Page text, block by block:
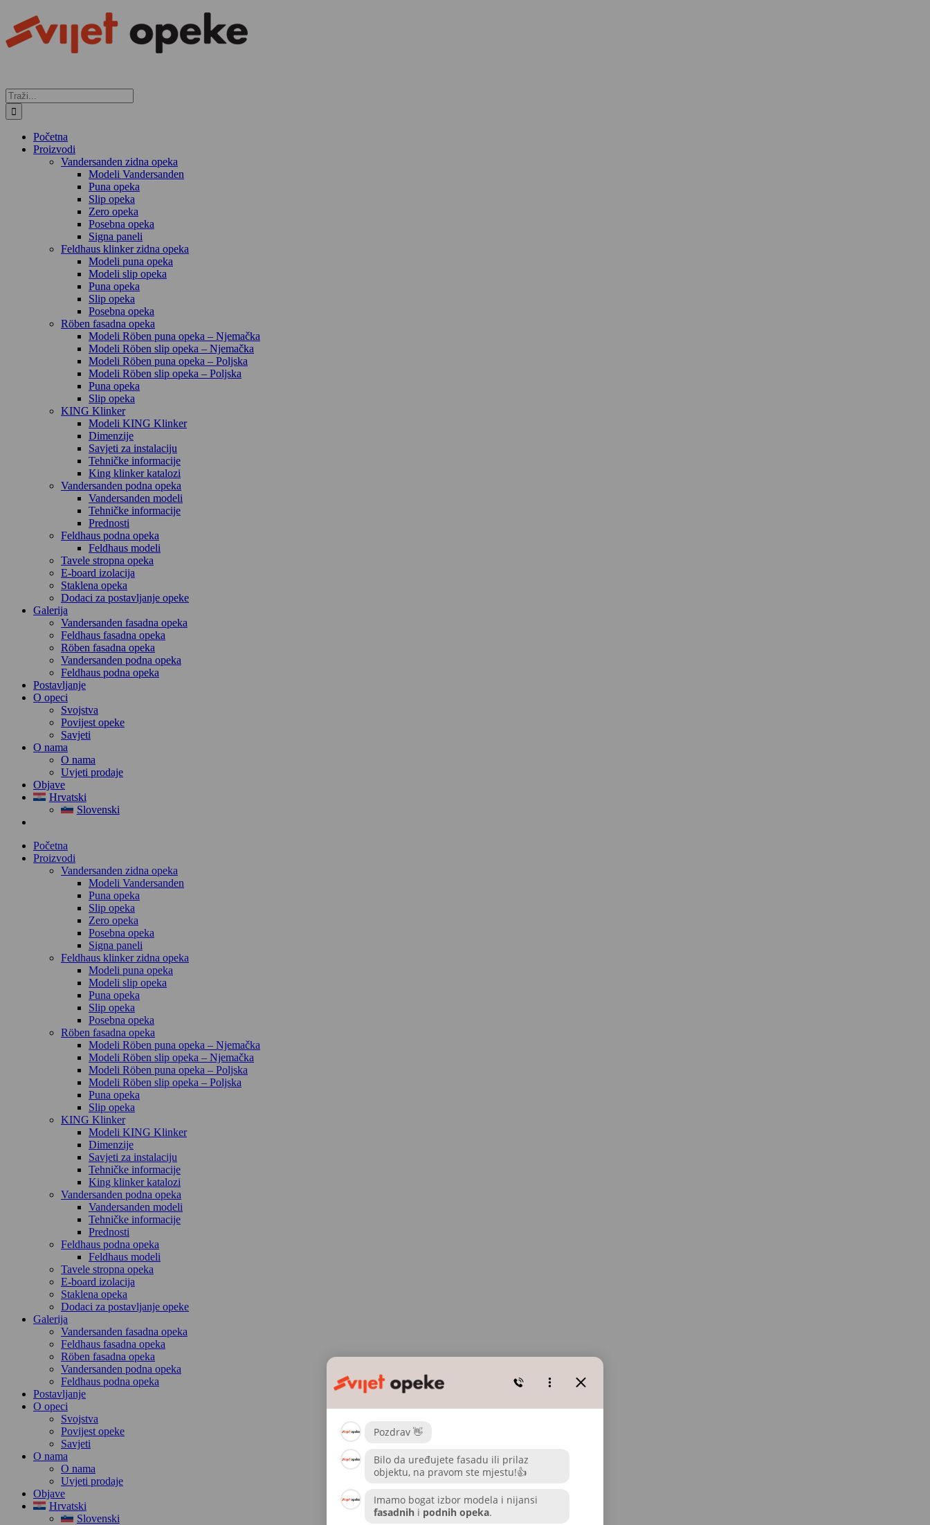
content
Traži...
Početna
Proizvodi
Vandersanden zidna opeka
Modeli Vandersanden
Puna opeka
Slip opeka
Zero opeka
Posebna opeka
Signa paneli
Feldhaus klinker zidna opeka
Modeli puna opeka
Modeli slip opeka
Puna opeka
Slip opeka
Posebna opeka
Röben fasadna opeka
Modeli Röben puna opeka – Njemačka
Modeli Röben slip opeka – Njemačka
Modeli Röben puna opeka – Poljska
Modeli Röben slip opeka – Poljska
Puna opeka
Slip opeka
KING Klinker
Modeli KING Klinker
Dimenzije
Savjeti za instalaciju
Tehničke informacije
King klinker katalozi
Vandersanden podna opeka
Vandersanden modeli
Tehničke informacije
Prednosti
Feldhaus podna opeka
Feldhaus modeli
Tavele stropna opeka
E-board izolacija
Staklena opeka
Dodaci za postavljanje opeke
Galerija
Vandersanden fasadna opeka
Feldhaus fasadna opeka
Röben fasadna opeka
Vandersanden podna opeka
Feldhaus podna opeka
Postavljanje
O opeci
Svojstva
Povijest opeke
Savjeti
O nama
O nama
Uvjeti prodaje
Objave
Hrvatski
Slovenski
Početna
Proizvodi
Vandersanden zidna opeka
Modeli Vandersanden
Puna opeka
Slip opeka
Zero opeka
Posebna opeka
Signa paneli
Feldhaus klinker zidna opeka
Modeli puna opeka
Modeli slip opeka
Puna opeka
Slip opeka
Posebna opeka
Röben fasadna opeka
Modeli Röben puna opeka – Njemačka
Modeli Röben slip opeka – Njemačka
Modeli Röben puna opeka – Poljska
Modeli Röben slip opeka – Poljska
Puna opeka
Slip opeka
KING Klinker
Modeli KING Klinker
Dimenzije
Savjeti za instalaciju
Tehničke informacije
King klinker katalozi
Vandersanden podna opeka
Vandersanden modeli
Tehničke informacije
Prednosti
Feldhaus podna opeka
Feldhaus modeli
Tavele stropna opeka
E-board izolacija
Staklena opeka
Dodaci za postavljanje opeke
Galerija
Vandersanden fasadna opeka
Feldhaus fasadna opeka
Röben fasadna opeka
Vandersanden podna opeka
Feldhaus podna opeka
Postavljanje
O opeci
Svojstva
Povijest opeke
Savjeti
O nama
O nama
Uvjeti prodaje
Objave
Hrvatski
Slovenski